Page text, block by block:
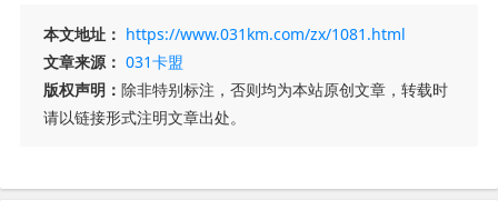
本文地址： https://www.031km.com/zx/1081.html
文章来源： 031卡盟
版权声明： 除非特别标注，否则均为本站原创文章，转载时
请以链接形式注明文章出处。